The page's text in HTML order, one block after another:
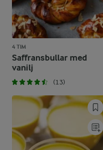
4 TIM
Saffransbullar med
vanilj
(13)